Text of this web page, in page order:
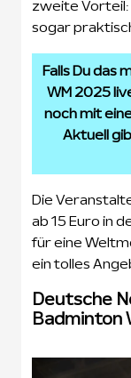
zweite Vorteil:
sogar
Falls Du das
WM 2025
noch mit
Aktuell
Die
ab 15 Euro in
für eine
ein tolles
Deutsche
Badminton